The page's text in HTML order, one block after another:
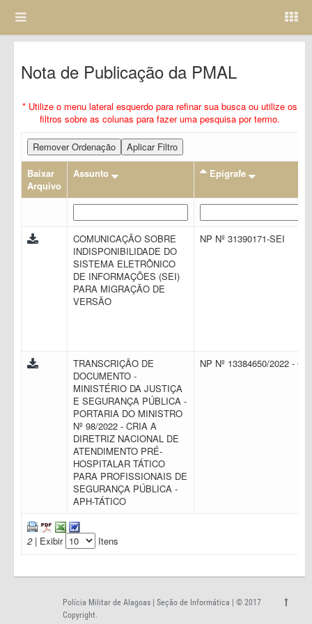
Nota de Publicação da PMAL
* Utilize o menu lateral esquerdo para refinar sua busca ou utilize os
filtros sobre as colunas para fazer uma pesquisa por termo.
Remover Ordenação
Aplicar Filtro
Baixar
Arquivo
Assunto Epigrafe
COMUNICAÇÃO SOBRE
INDISPONIBILIDADE DO
SISTEMA ELETRÔNICO
DE INFORMAÇÕES (SEI)
PARA MIGRAÇÃO DE
VERSÃO
NP Nº 31390171-SEI
TRANSCRIÇÃO DE
DOCUMENTO -
MINISTÉRIO DA JUSTIÇA
E SEGURANÇA PÚBLICA -
PORTARIA DO MINISTRO
Nº 98/2022 - CRIA A
DIRETRIZ NACIONAL DE
ATENDIMENTO PRÉ-
HOSPITALAR TÁTICO
PARA PROFISSIONAIS DE
SEGURANÇA PÚBLICA -
APH-TÁTICO
NP Nº 13384650/2022 -
2| Exibir Itens
Polícia Militar de Alagoas | Seção de Informática | © 2017
Copyright.